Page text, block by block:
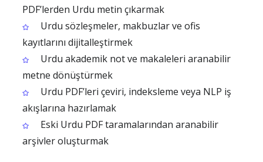
PDF’lerden Urdu metin çıkarmak
Urdu sözleşmeler, makbuzlar ve ofis
kayıtlarını dijitalleştirmek
Urdu akademik not ve makaleleri aranabilir
metne dönüştürmek
Urdu PDF’leri çeviri, indeksleme veya NLP iş
akışlarına hazırlamak
Eski Urdu PDF taramalarından aranabilir
arşivler oluşturmak